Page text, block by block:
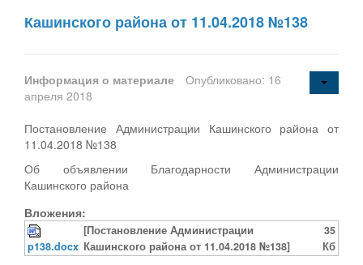
Кашинского района от 11.04.2018 №138
Информация о материале
Опубликовано: 16
апреля 2018
Постановление Администрации Кашинского района от
11.04.2018 №138
Об объявлении Благодарности Администрации
Кашинского района
Вложения:
p138.docx
[Постановление Администрации
Кашинского района от 11.04.2018 №138]
35
Кб